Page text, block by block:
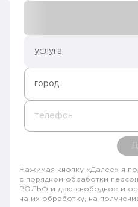
услуга
город
телефон
Нажимая кнопку «Далее» я
с порядком обработки
РОЛЬФ и даю свободное и
на их обработку, на